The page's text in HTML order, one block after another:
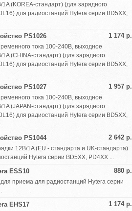
(KOREA-стандарт) (для зарядного
для радиостанций Hytera серии BD5XX,
1 174 р.
PS1026
тока 100-240В, выходное
(CHINA-стандарт) (для зарядного
для радиостанций Hytera серии BD5XX,
1 957 р.
PS1027
тока 100-240В, выходное
(JAPAN-стандарт) (для зарядного
для радиостанций Hytera серии BD5XX,
2 642 р.
PS1044
12В/1A (EU - стандарта и UK-стандарта)
Hytera серии BD5XX, PD4XX ...
880 р.
ESS10
приема для радиостанций Hytera серии
1 174 р.
EHS17